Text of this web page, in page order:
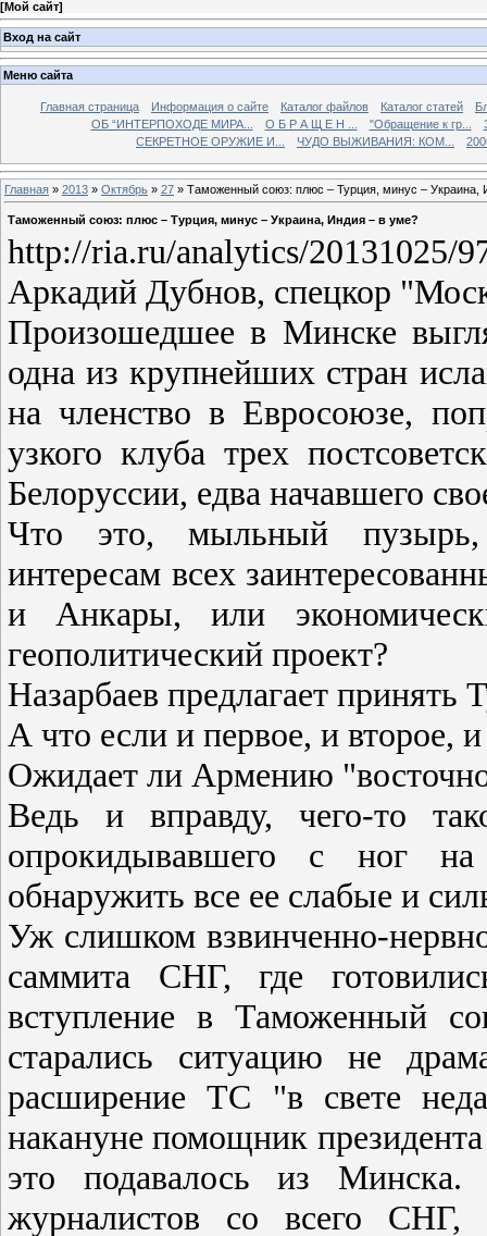
[Мой сайт]
Вход на сайт
Меню сайта
Главная страница Информация о сайте Каталог файлов Каталог статей
ОБ “ИНТЕРПОХОДЕ МИРА...
О Б Р А Щ Е Н ... "Обращение к гр...
СЕКРЕТНОЕ ОРУЖИЕ И...
ЧУДО ВЫЖИВАНИЯ: КОМ...
Главная » 2013 » Октябрь » 27 » Таможенный союз: плюс – Турция, минус – Украина,
Таможенный союз: плюс – Турция, минус – Украина, Индия – в уме?
http://ria.ru/analytics/20131025/
Аркадий Дубнов, спецкор
Произошедшее в Минске
одна из крупнейших стран
на членство в Евросоюзе,
узкого клуба трех
Белоруссии, едва начавшего
Что это, мыльный пузырь,
интересам всех
и Анкары, или
геополитический проект?
Назарбаев предлагает
А что если и первое, и второе,
Ожидает ли Армению
Ведь и вправду, чего-то
опрокидывавшего с ног
обнаружить все ее слабые и
Уж слишком взвинченно-
саммита СНГ, где
вступление в Таможенный
старались ситуацию не
расширение ТС "в свете
накануне помощник
это подавалось из Минска.
журналистов со всего СНГ,